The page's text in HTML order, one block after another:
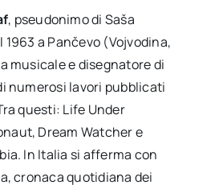
, pseudonimo di Saša
1963 a Pančevo (Vojvodina,
musicale e disegnatore di
numerosi lavori pubblicati
questi: Life Under
Dream Watcher e
In Italia si afferma con
cronaca quotidiana dei